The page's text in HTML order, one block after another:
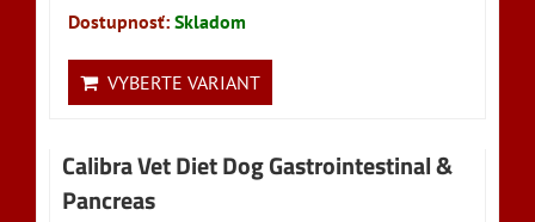
Dostupnosť: Skladom
VYBERTE VARIANT
Calibra Vet Diet Dog Gastrointestinal &
Pancreas